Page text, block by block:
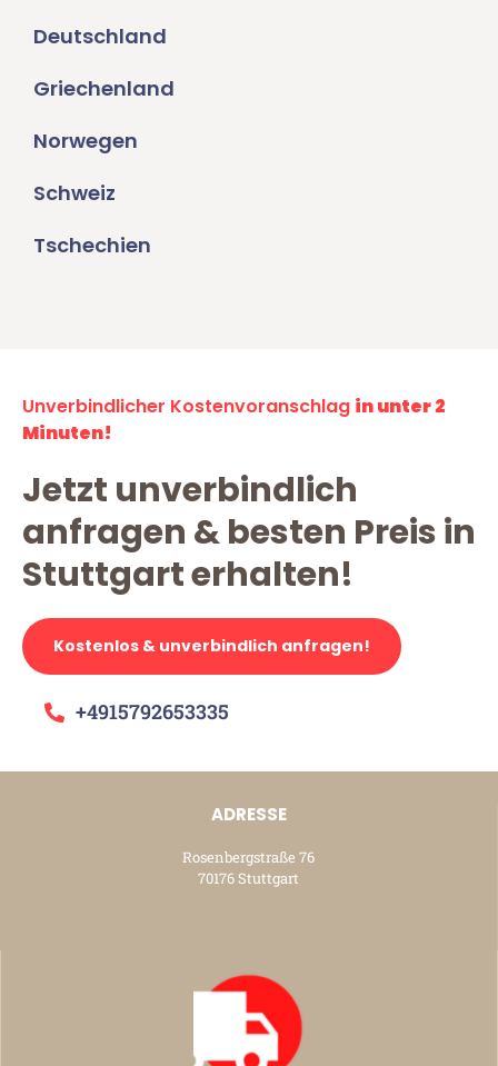
Deutschland
Griechenland
Norwegen
Schweiz
Tschechien
Unverbindlicher Kostenvoranschlag in unter 2
Minuten!
Jetzt unverbindlich
anfragen & besten Preis in
Stuttgart erhalten!
Kostenlos & unverbindlich anfragen!
+4915792653335
ADRESSE
Rosenbergstraße 76
70176 Stuttgart